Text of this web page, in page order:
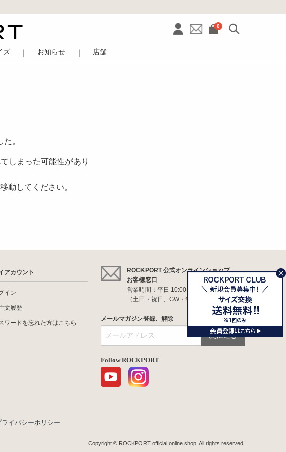
0
ズ ｜ お知らせ ｜ 店舗
。
しまった可能性があり
動してください。
アカウント
イン
文履歴
ワードを忘れた方はこちら
ROCKPORT 公式オンラインショップ
お客様窓口
営業時間：平日 10:00 ～ 17:00
（土日・祝日、GW・年末年始は休業）
メールマガジン登録、解除
Follow ROCKPORT
ライバシーポリシー
Copyright © ROCKPORT official online shop. All rights reserved.